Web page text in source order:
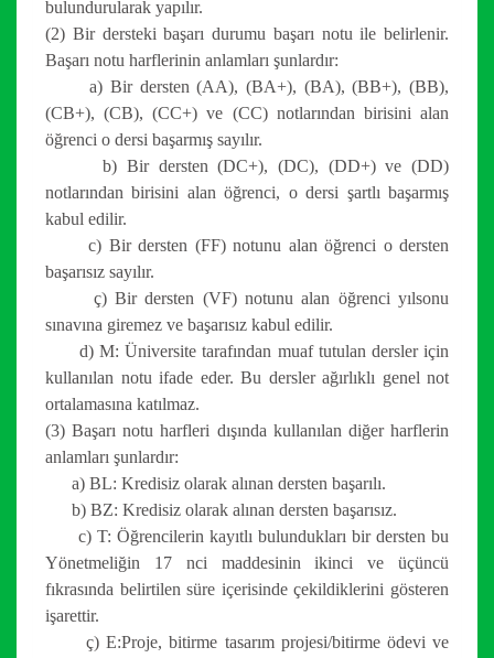
bulundurularak yapılır.
(2) Bir dersteki başarı durumu başarı notu ile belirlenir.
Başarı notu harflerinin anlamları şunlardır:
a) Bir dersten (AA), (BA+), (BA), (BB+), (BB),
(CB+), (CB), (CC+) ve (CC) notlarından birisini alan
öğrenci o dersi başarmış sayılır.
b) Bir dersten (DC+), (DC), (DD+) ve (DD)
notlarından birisini alan öğrenci, o dersi şartlı başarmış
kabul edilir.
c) Bir dersten (FF) notunu alan öğrenci o dersten
başarısız sayılır.
ç) Bir dersten (VF) notunu alan öğrenci yılsonu
sınavına giremez ve başarısız kabul edilir.
d) M: Üniversite tarafından muaf tutulan dersler için
kullanılan notu ifade eder. Bu dersler ağırlıklı genel not
ortalamasına katılmaz.
(3) Başarı notu harfleri dışında kullanılan diğer harflerin
anlamları şunlardır:
a) BL: Kredisiz olarak alınan dersten başarılı.
b) BZ: Kredisiz olarak alınan dersten başarısız.
c) T: Öğrencilerin kayıtlı bulundukları bir dersten bu
Yönetmeliğin 17 nci maddesinin ikinci ve üçüncü
fıkrasında belirtilen süre içerisinde çekildiklerini gösteren
işarettir.
ç) E:Proje, bitirme tasarım projesi/bitirme ödevi ve